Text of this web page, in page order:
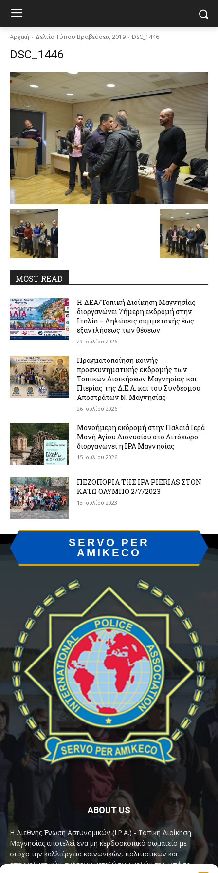
Αρχική Δελτίο Τύπου Βραβεύσεις 2019 DSC_1446
DSC_1446
MOST READ
Η ΔΕΑ/Τοπική Διοίκηση Μαγνησίας
διοργανώνει 7ήμερη εκδρομή στην
Ιταλία – Δηλώσεις συμμετοχής έως
εξαντλήσεως των θέσεων
29 Ιουλίου 2026
Πραγματοποίηση κοινής
προσκυνηματικής εκδρομής των
Τοπικών Διοικήσεων Μαγνησίας και
Πιερίας της Δ.Ε.Α. και του Συνδέσμου
Αποστράτων Ν. Μαγνησίας
26 Ιουλίου 2026
Μονοήμερη εκδρομή στην Παλαιά Ιερά
Μονή Αγίου Διονυσίου στο Λιτόχωρο
διοργανώνει η IPA Μαγνησίας
15 Ιουλίου 2026
ΠΕΖΟΠΟΡΙΑ ΤΗΣ IPA PIERIAS ΣΤΟΝ
ΚΑΤΩ ΟΛΥΜΠΟ 2/7/2023
13 Ιουλίου 2023
SERVO PER
AMIKECO
ABOUT US
Η Διεθνής Ένωση Αστυνομικών (I.P.A.) - Τοπική Διοίκηση
Μαγνησίας αποτελεί ένα μη κερδοσκοπικό σωματείο με
στόχο την καλλιέργεια κοινωνικών, πολιτιστικών και
επαγγελματικών σχέσεων μεταξύ των μελών της, υπό το